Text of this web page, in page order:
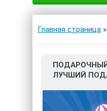
Главная страница
ЛУЧШИЙ